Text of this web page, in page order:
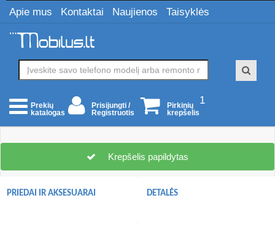
Apie mus Kontaktai Naujienos Taisyklės
Prekių
katalogas
Prisijungti /
Registruotis
1
Pirkinių
krepšelis
Krepšelis papildytas
PRIEDAI IR AKSESUARAI DETALĖS